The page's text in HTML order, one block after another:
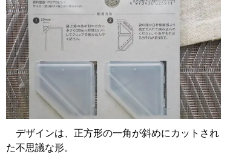
デザインは、正方形の一角が斜めにカットされ
た不思議な形。